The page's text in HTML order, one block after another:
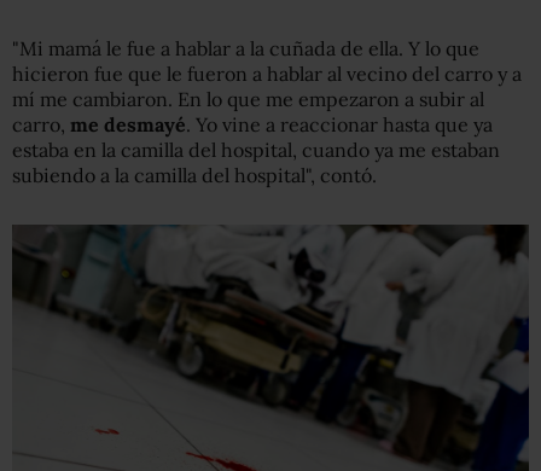
"Mi mamá le fue a hablar a la cuñada de ella. Y lo que
hicieron fue que le fueron a hablar al vecino del carro y a
mí me cambiaron. En lo que me empezaron a subir al
carro, me desmayé. Yo vine a reaccionar hasta que ya
estaba en la camilla del hospital, cuando ya me estaban
subiendo a la camilla del hospital", contó.